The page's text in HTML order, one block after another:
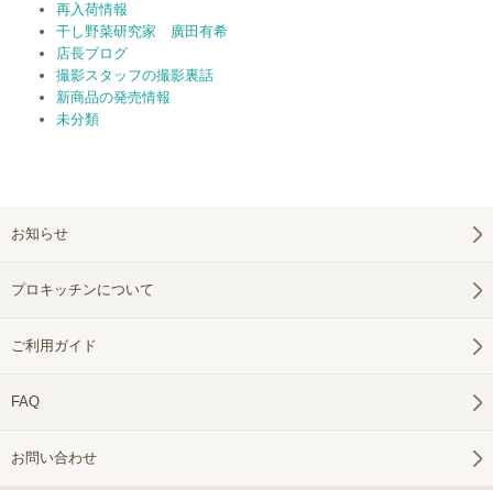
再入荷情報
干し野菜研究家 廣田有希
店長ブログ
撮影スタッフの撮影裏話
新商品の発売情報
未分類
お知らせ
プロキッチンについて
ご利用ガイド
FAQ
お問い合わせ